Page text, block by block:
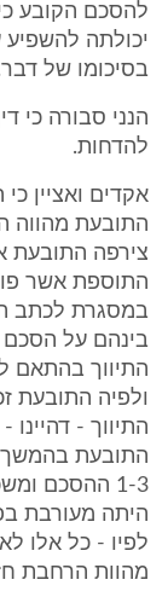
להסכם הקובע
יכולתה להשפיע
בסיכומו של
הנני סבורה כי
להדחות.
התובעת מהווה
צירפה התובעת
התוספת אשר
במסגרת לכתב
בינהם על
התובעת בהמשך
1-3 ההסכם
היתה מעורבת
לפיו - כל אלו
מהוות הרחבת